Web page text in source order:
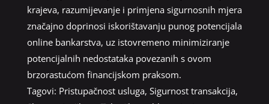
krajeva, razumijevanje i primjena sigurnosnih mjera
značajno doprinosi iskorištavanju punog potencijala
online bankarstva, uz istovremeno minimiziranje
potencijalnih nedostataka povezanih s ovom
brzorastućom financijskom praksom.
Tagovi: Pristupačnost usluga, Sigurnost transakcija,